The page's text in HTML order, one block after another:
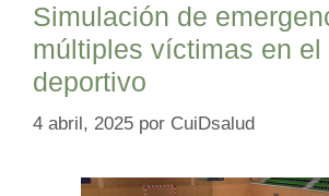
Simulación de
múltiples víctimas en el
deportivo
4 abril, 2025 por CuiDsalud